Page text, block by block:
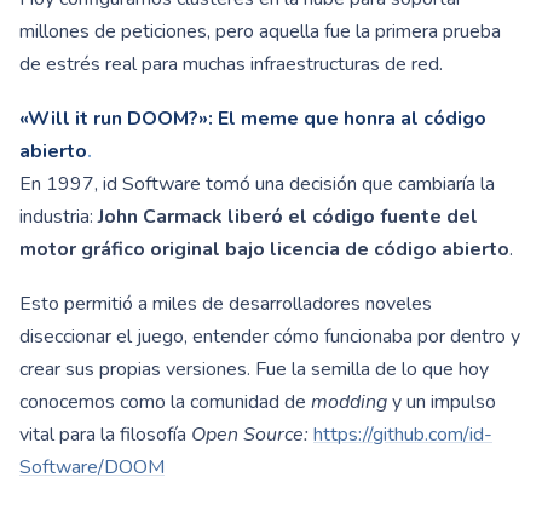
millones de peticiones, pero aquella fue la primera prueba
de estrés real para muchas infraestructuras de red.
«Will it run DOOM?»: El meme que honra al código
abierto.
En 1997, id Software tomó una decisión que cambiaría la
industria:John Carmack liberó el código fuente del
motor gráfico original bajo licencia de código abierto.
Esto permitió a miles de desarrolladores noveles
diseccionar el juego, entender cómo funcionaba por dentro y
crear sus propias versiones. Fue la semilla de lo que hoy
conocemos como la comunidad de moddingy un impulso
vital para la filosofía Open Source: https://github.com/id-
Software/DOOM